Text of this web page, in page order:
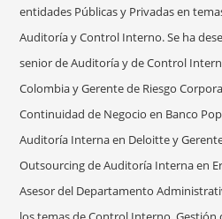
entidades Públicas y Privadas en
Auditoría y Control Interno. Se ha
senior de Auditoría y de Control
Colombia y Gerente de Riesgo
Continuidad de Negocio en Banco
Auditoría Interna en Deloitte y
Outsourcing de Auditoría Interna en
Asesor del Departamento